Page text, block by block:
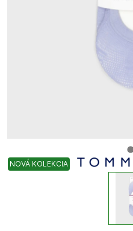
NOVÁ KOLEKCIA